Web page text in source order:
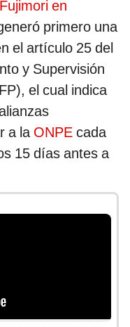
en
primero una
el artículo 25 del
y Supervisión
el cual indica
a la ONPE cada
15 días antes a